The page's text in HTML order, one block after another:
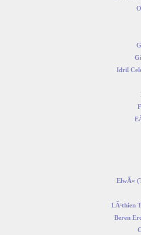
Idril
ElwÃ«
LÃ¹thien
Beren